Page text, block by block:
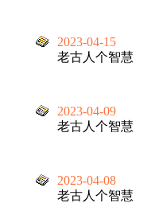
2023-04-15
老古人个智慧
2023-04-09
老古人个智慧
2023-04-08
老古人个智慧